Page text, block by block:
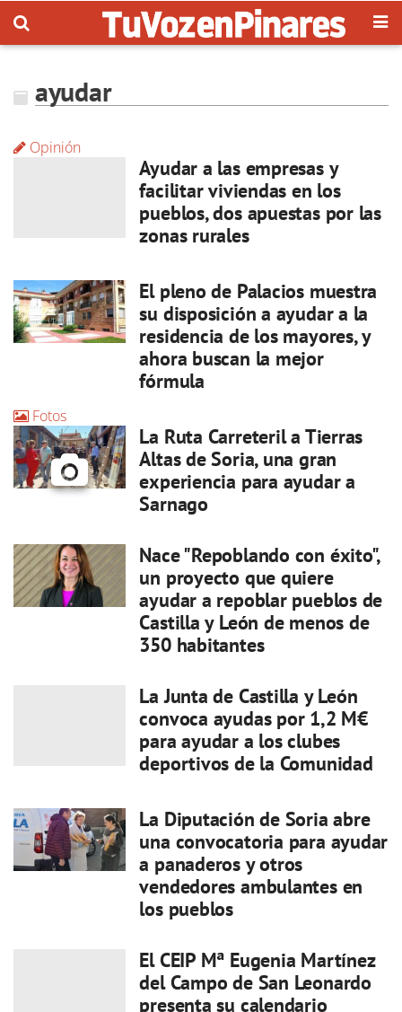
ayudar
Opinión
Ayudar a las empresas y
facilitar viviendas en los
pueblos, dos apuestas por las
zonas rurales
El pleno de Palacios muestra
su disposición a ayudar a la
residencia de los mayores, y
ahora buscan la mejor
fórmula
Fotos
La Ruta Carreteril a Tierras
Altas de Soria, una gran
experiencia para ayudar a
Sarnago
Nace "Repoblando con éxito",
un proyecto que quiere
ayudar a repoblar pueblos de
Castilla y León de menos de
350 habitantes
La Junta de Castilla y León
convoca ayudas por 1,2 M€
para ayudar a los clubes
deportivos de la Comunidad
La Diputación de Soria abre
una convocatoria para ayudar
a panaderos y otros
vendedores ambulantes en
los pueblos
El CEIP Mª Eugenia Martínez
del Campo de San Leonardo
presenta su calendario